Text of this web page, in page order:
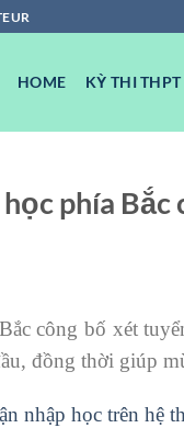
HOME KỲ THI
phía Bắc
công bố xét
đồng thời giúp
nhập học trên hệ